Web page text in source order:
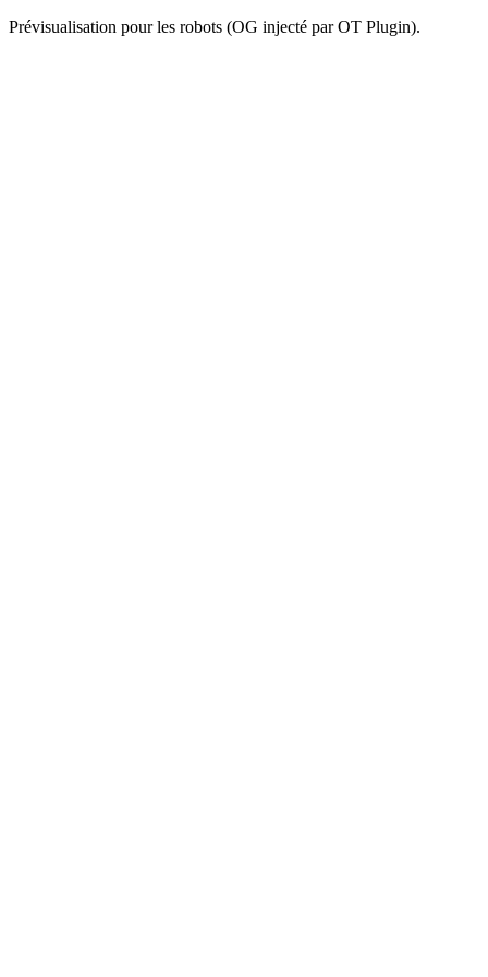
Prévisualisation pour les robots (OG injecté par OT Plugin).